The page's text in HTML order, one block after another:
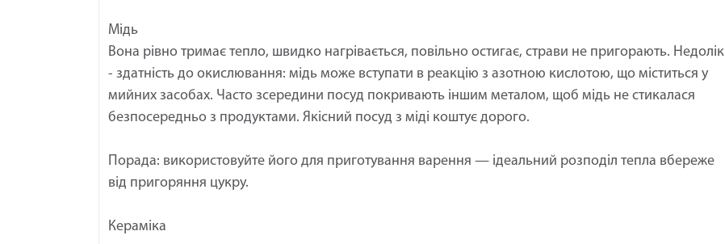
Мідь
Вона рівно тримає тепло, швидко нагрівається, повільно остигає, страви не пригорають. Недолік
- здатність до окислювання: мідь може вступати в реакцію з азотною кислотою, що міститься у
мийних засобах. Часто зсередини посуд покривають іншим металом, щоб мідь не стикалася
безпосередньо з продуктами. Якісний посуд з міді коштує дорого.
Порада: використовуйте його для приготування варення — ідеальний розподіл тепла вбереже
від пригоряння цукру.
Кераміка